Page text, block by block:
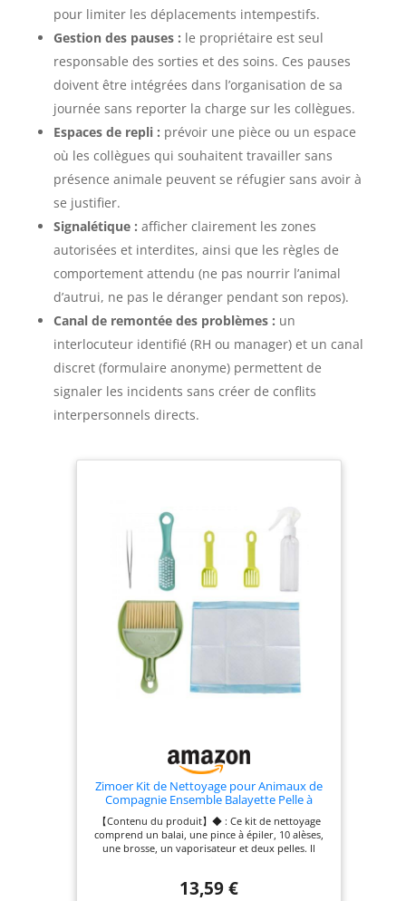
pour limiter les déplacements intempestifs.
Gestion des pauses : le propriétaire est seul
responsable des sorties et des soins. Ces pauses
doivent être intégrées dans l’organisation de sa
journée sans reporter la charge sur les collègues.
Espaces de repli : prévoir une pièce ou un espace
où les collègues qui souhaitent travailler sans
présence animale peuvent se réfugier sans avoir à
se justifier.
Signalétique : afficher clairement les zones
autorisées et interdites, ainsi que les règles de
comportement attendu (ne pas nourrir l’animal
d’autrui, ne pas le déranger pendant son repos).
Canal de remontée des problèmes : un
interlocuteur identifié (RH ou manager) et un canal
discret (formulaire anonyme) permettent de
signaler les incidents sans créer de conflits
interpersonnels directs.
Zimoer Kit de Nettoyage pour Animaux de
Compagnie Ensemble Balayette Pelle à
Poussière avec Vaporisateur pour Lapins,
Cochons d'Inde, Hamsters Pratiques et
Écologiques, pour Cages et Espaces Étroits
【Contenu du produit】◆ : Ce kit de nettoyage
comprend un balai, une pince à épiler, 10 alèses,
une brosse, un vaporisateur et deux pelles. Il
polyvalente】◆ : Nos outils de nettoyage
13,59 €